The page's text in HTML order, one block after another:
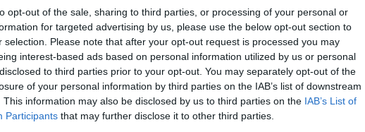
opt-out of the sale, sharing to third parties, or processing of your personal or
for targeted advertising by us, please use the below opt-out section to
selection. Please note that after your opt-out request is processed you may
interest-based ads based on personal information utilized by us or personal
to third parties prior to your opt-out. You may separately opt-out of the
of your personal information by third parties on the IAB’s list of downstream
This information may also be disclosed by us to third parties on the IAB’s List of
Participants that may further disclose it to other third parties.